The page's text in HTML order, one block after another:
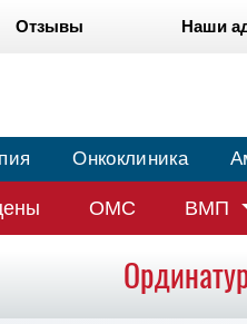
Отзывы Наши
Онкоклиника
ОМС ВМП